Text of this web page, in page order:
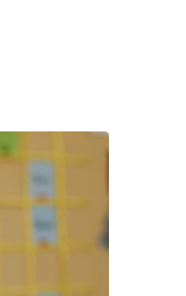
Weiter